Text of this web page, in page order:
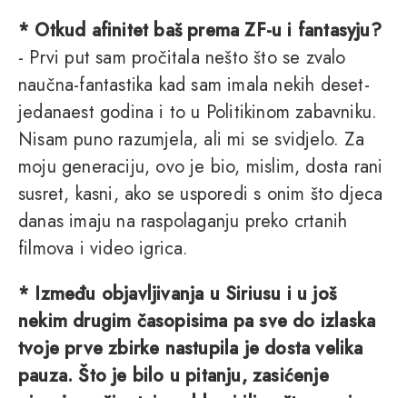
* Otkud afinitet baš prema ZF-u i fantasyju?
- Prvi put sam pročitala nešto što se zvalo
naučna-fantastika kad sam imala nekih deset-
jedanaest godina i to u Politikinom zabavniku.
Nisam puno razumjela, ali mi se svidjelo. Za
moju generaciju, ovo je bio, mislim, dosta rani
susret, kasni, ako se usporedi s onim što djeca
danas imaju na raspolaganju preko crtanih
filmova i video igrica.
* Između objavljivanja u Siriusu i u još
nekim drugim časopisima pa sve do izlaska
tvoje prve zbirke nastupila je dosta velika
pauza. Što je bilo u pitanju, zasićenje